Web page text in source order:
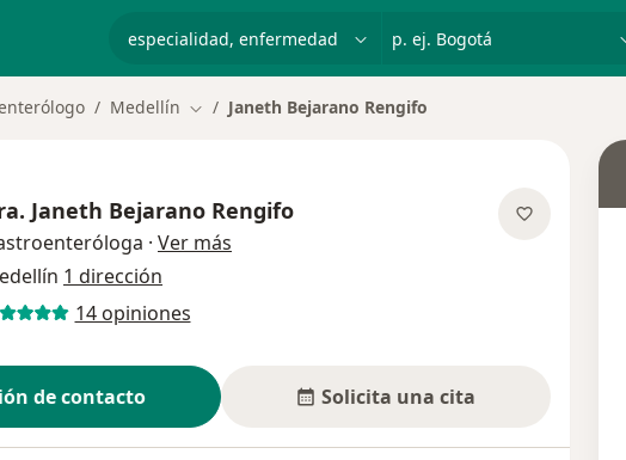
p. ej. Bogotá
Medellín Cambiar de ciudad
Janeth Bejarano Rengifo
Janeth Bejarano Rengifo
· Ver más
1 dirección
14 opiniones
de contacto Solicita una cita